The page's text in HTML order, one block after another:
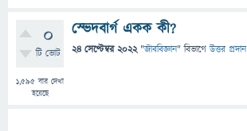
0
টি ভোট
1,595 বার দেখা
হয়েছে
স্ভেদবার্গ একক কী?
24 সেপ্টেম্বর 2022 "জীববিজ্ঞান" বিভাগে উত্তর প্রদান